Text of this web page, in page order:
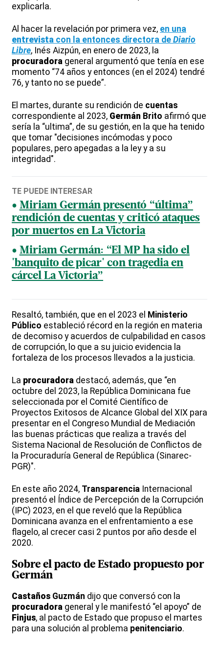
explicarla.
Al hacer la revelación por primera vez, en una
entrevista con la entonces directora de Diario
Libre, Inés Aizpún, en enero de 2023, la
procuradora general argumentó que tenía en ese
momento “74 años y entonces (en el 2024) tendré
76, y tanto no se puede”.
El martes, durante su rendición de cuentas
correspondiente al 2023, Germán Brito afirmó que
sería la “ultima”, de su gestión, en la que ha tenido
que tomar "decisiones incómodas y poco
populares, pero apegadas a la ley y a su
integridad".
TE PUEDE INTERESAR
Miriam Germán presentó “última”
rendición de cuentas y criticó ataques
por muertos en La Victoria
Miriam Germán: “El MP ha sido el
'banquito de picar' con tragedia en
cárcel La Victoria”
Resaltó, también, que en el 2023 el Ministerio
Público estableció récord en la región en materia
de decomiso y acuerdos de culpabilidad en casos
de corrupción, lo que a su juicio evidencia la
fortaleza de los procesos llevados a la justicia.
La procuradora destacó, además, que “en
octubre del 2023, la República Dominicana fue
seleccionada por el Comité Científico de
Proyectos Exitosos de Alcance Global del XIX para
presentar en el Congreso Mundial de Mediación
las buenas prácticas que realiza a través del
Sistema Nacional de Resolución de Conflictos de
la Procuraduría General de República (Sinarec-
PGR)".
En este año 2024, Transparencia Internacional
presentó el Índice de Percepción de la Corrupción
(IPC) 2023, en el que reveló que la República
Dominicana avanza en el enfrentamiento a ese
flagelo, al crecer casi 2 puntos por año desde el
2020.
Sobre el pacto de Estado propuesto por
Germán
Castaños Guzmán dijo que conversó con la
procuradora general y le manifestó “el apoyo” de
Finjus, al pacto de Estado que propuso el martes
para una solución al problema penitenciario.